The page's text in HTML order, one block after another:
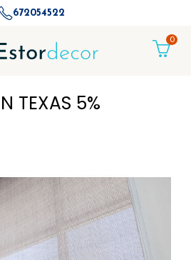
672054522
0
TEXAS 5%